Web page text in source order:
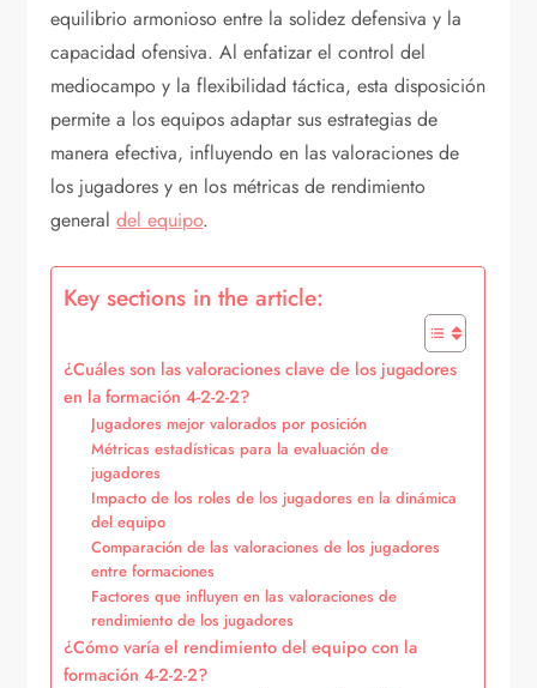
equilibrio armonioso entre la solidez defensiva y la
capacidad ofensiva. Al enfatizar el control del
mediocampo y la flexibilidad táctica, esta disposición
permite a los equipos adaptar sus estrategias de
manera efectiva, influyendo en las valoraciones de
los jugadores y en los métricas de rendimiento
generaldel equipo.
Key sections in the article:
¿Cuáles son las valoraciones clave de los jugadores
en la formación 4-2-2-2?
Jugadores mejor valorados por posición
Métricas estadísticas para la evaluación de
jugadores
Impacto de los roles de los jugadores en la dinámica
del equipo
Comparación de las valoraciones de los jugadores
entre formaciones
Factores que influyen en las valoraciones de
rendimiento de los jugadores
¿Cómo varía el rendimiento del equipo con la
formación 4-2-2-2?